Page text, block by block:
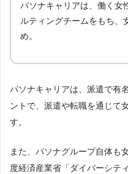
管理栄養士 会計士 理系
サーバーエンジニア 社内
テクニカルサポート・ヘルプ
WEBディレクター・プロデ
パソナキャリアは、働く女
ルティングチームをもち、
め。
パソナキャリアは、派遣で有
ントで、派遣や転職を通じて
す。
また、パソナグループ自体も
度経済産業省「ダイバーシテ